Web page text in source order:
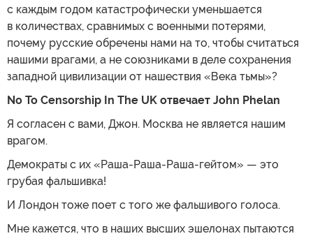
с каждым годом катастрофически уменьшается
в количествах, сравнимых с военными потерями,
почему русские обречены нами на то, чтобы считаться
нашими врагами, а не союзниками в деле сохранения
западной цивилизации от нашествия «Века тьмы»?
No To Censorship In The UK отвечает John Phelan
Я согласен с вами, Джон. Москва не является нашим
врагом.
Демократы с их «Раша-Раша-Раша-гейтом» — это
грубая фальшивка!
И Лондон тоже поет с того же фальшивого голоса.
Мне кажется, что в наших высших эшелонах пытаются